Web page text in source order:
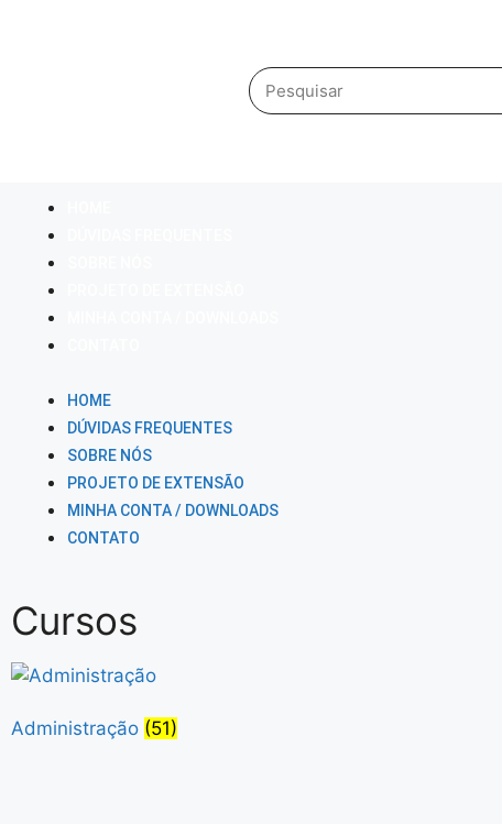
HOME
DÚVIDAS FREQUENTES
SOBRE NÓS
PROJETO DE EXTENSÃO
MINHA CONTA / DOWNLOADS
CONTATO
Cursos
Administração (51)